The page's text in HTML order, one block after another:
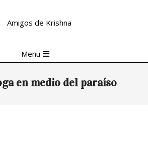
Menu
en medio del paraíso